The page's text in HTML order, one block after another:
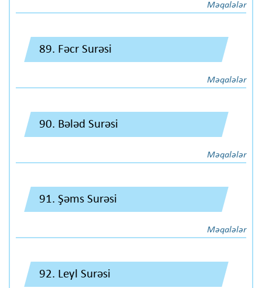
Məqalələr
89. Fəcr Surəsi
Məqalələr
90. Bələd Surəsi
Məqalələr
91. Şəms Surəsi
Məqalələr
92. Leyl Surəsi